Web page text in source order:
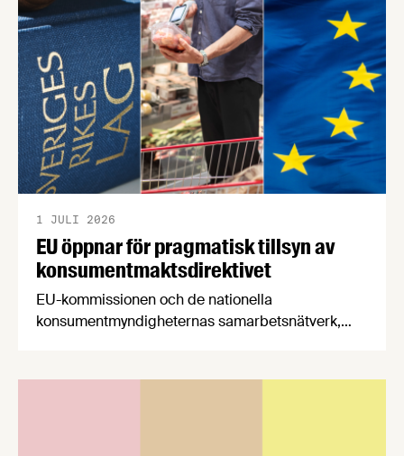
båda syftar till att bana väg för innovationer som
stärker Sveriges livsmedelsförsörjning.
EU öppnar för pragmatisk tillsyn av
konsumentmaktsdirektivet
1 JULI 2026
EU-kommissionen och de nationella
konsumentmyndigheternas samarbetsnätverk,